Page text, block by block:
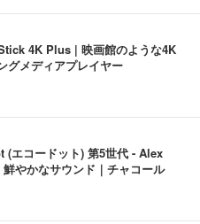
4K Plus | 映画館のような4K
グメディアプレイヤー
エコードット) 第5世代 - Alex
やかなサウンド｜チャコール